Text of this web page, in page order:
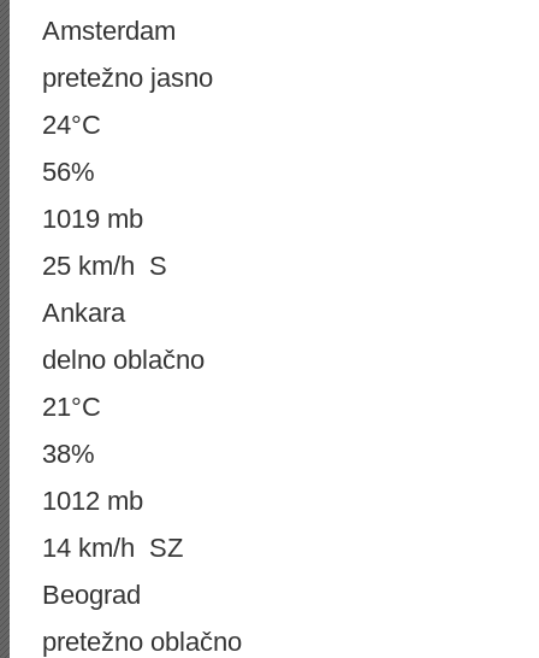
Amsterdam
pretežno jasno
24°C
56%
1019 mb
25 km/h S
Ankara
delno oblačno
21°C
38%
1012 mb
14 km/h SZ
Beograd
pretežno oblačno